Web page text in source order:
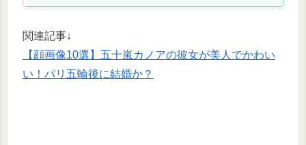
関連記事↓
【顔画像10選】五十嵐カノアの彼女が美人でかわい
い！パリ五輪後に結婚か？